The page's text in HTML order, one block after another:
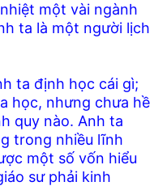
một vài ngành
ta là một người lịch
ta định học cái gì;
học, nhưng chưa hề
quy nào. Anh ta
trong nhiều lĩnh
một số vốn hiểu
sư phải kinh